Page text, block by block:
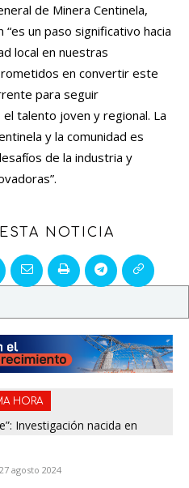
de Minera Centinela,
un paso significativo hacia
local en nuestras
en convertir este
para seguir
talento joven y regional. La
y la comunidad es
de la industria y
NOTICIA